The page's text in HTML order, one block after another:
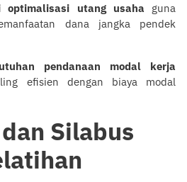
optimalisasi utang usaha guna
dana jangka pendek
pendanaan modal kerja
efisien dengan biaya modal
Silabus